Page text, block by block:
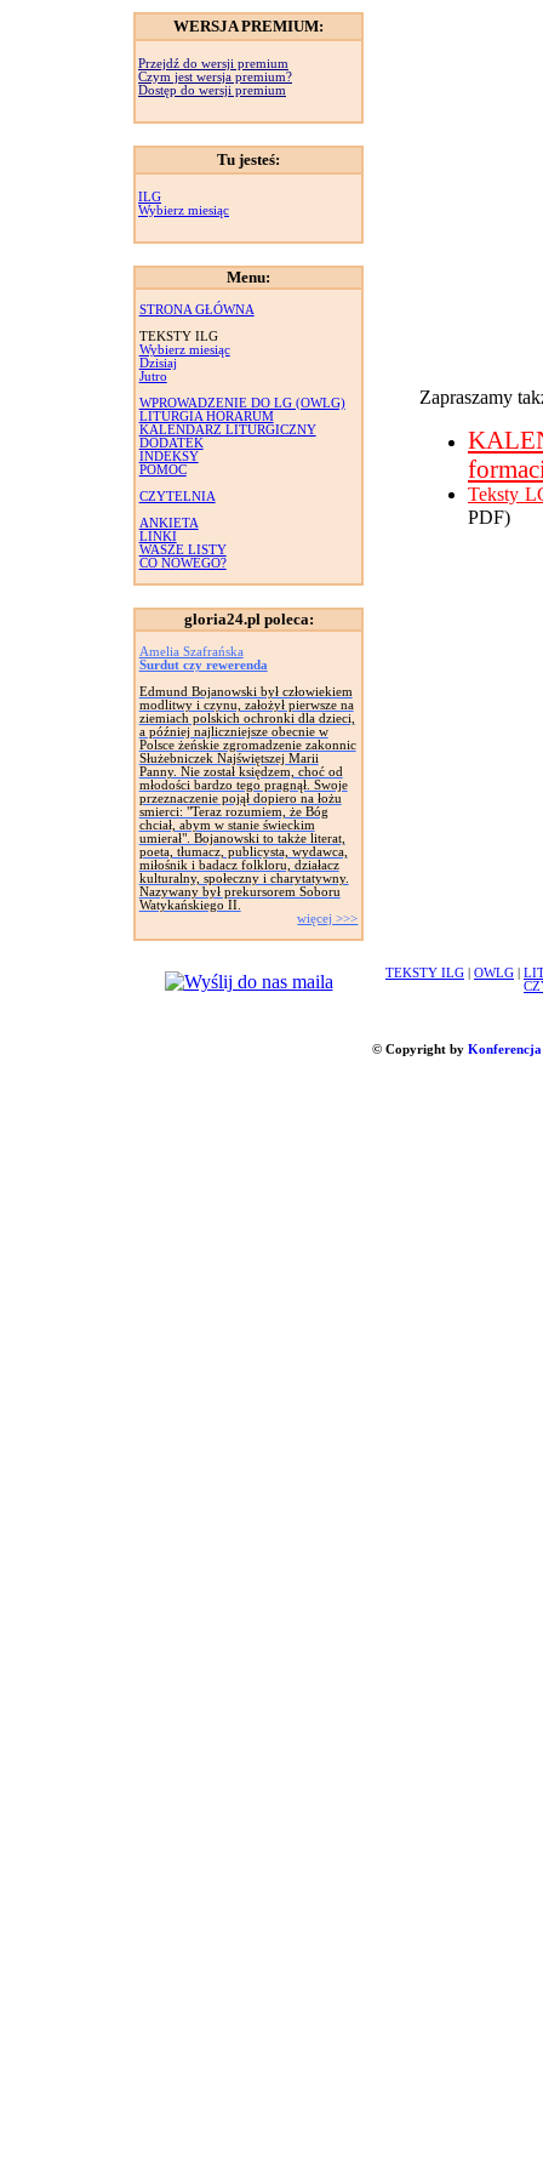
WERSJA PREMIUM:
Przejdź do wersji premium
Czym jest wersja premium?
Dostęp do wersji premium
Tu jesteś:
ILG
Wybierz miesiąc
Menu:
STRONA GŁÓWNA
TEKSTY ILG
Wybierz miesiąc
Dzisiaj
Jutro
WPROWADZENIE DO LG (OWLG)
LITURGIA HORARUM
KALENDARZ LITURGICZNY
DODATEK
INDEKSY
POMOC
CZYTELNIA
ANKIETA
LINKI
WASZE LISTY
CO NOWEGO?
gloria24.pl poleca:
Amelia Szafrańska
Surdut czy rewerenda
Edmund Bojanowski był człowiekiem
modlitwy i czynu, założył pierwsze na
ziemiach polskich ochronki dla dzieci,
a później najliczniejsze obecnie w
Polsce żeńskie zgromadzenie zakonnic
Służebniczek Najświętszej Marii
Panny. Nie został księdzem, choć od
młodości bardzo tego pragnął. Swoje
przeznaczenie pojął dopiero na łożu
smierci: "Teraz rozumiem, że Bóg
chciał, abym w stanie świeckim
umierał". Bojanowski to także literat,
poeta, tłumacz, publicysta, wydawca,
miłośnik i badacz folkloru, działacz
kulturalny, społeczny i charytatywny.
Nazywany był prekursorem Soboru
Watykańskiego II.
więcej >>>
Zapraszamy
Teksty
PDF)
TEKSTY ILG OWLG
© Copyright by Konferencja